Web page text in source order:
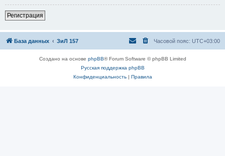
Регистрация
База данных ЗиЛ 157 Часовой пояс: UTC+03:00
Создано на основе phpBB® Forum Software © phpBB Limited
Русская поддержка phpBB
Конфиденциальность| Правила